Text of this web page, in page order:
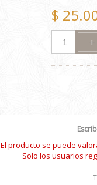
$
El producto se puede
Solo los usuarios